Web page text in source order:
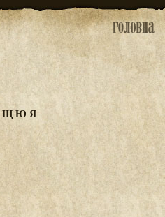
ЩЮ Я